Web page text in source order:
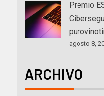
Premio
agosto 8,
ARCHIVO